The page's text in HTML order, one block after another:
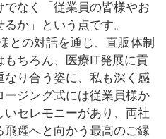
なく「従業員の皆様やお
か」という点です。
との対話を通じ、直販体制
ちろん、医療IT発展に貢
り合う姿に、私も深く感
ジング式には従業員様か
いセレモニーがあり、両社
躍へと向かう最高のご縁